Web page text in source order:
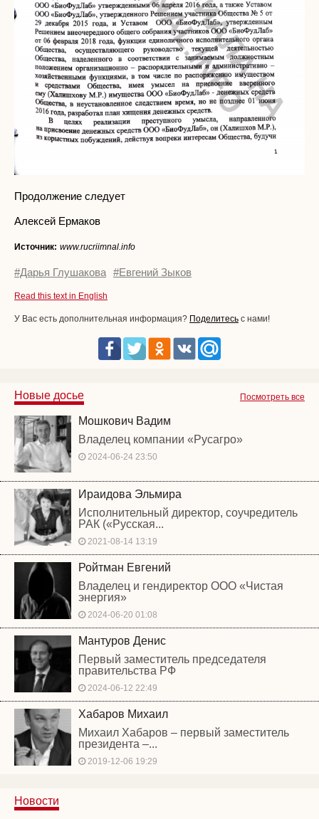
Продолжение следует
Алексей Ермаков
Источник: www.rucriimnal.info
#Дарья Глушакова #Евгений Зыков
Read this text in English
У Вас есть дополнительная информация? Поделитесь с нами!
Посмотреть все
Новые досье
Мошкович Вадим
Владелец компании «Русагро»
2024-06-24 23:50
Ираидова Эльмира
Исполнительный директор, соучредитель
РАК («Русская...
2021-08-14 13:19
Ройтман Евгений
Владелец и гендиректор ООО «Чистая
энергия»
2024-06-20 01:08
Мантуров Денис
Первый заместитель председателя
правительства РФ
2024-06-12 22:49
Хабаров Михаил
Михаил Хабаров – первый заместитель
президента –...
2019-12-06 19:29
Новости